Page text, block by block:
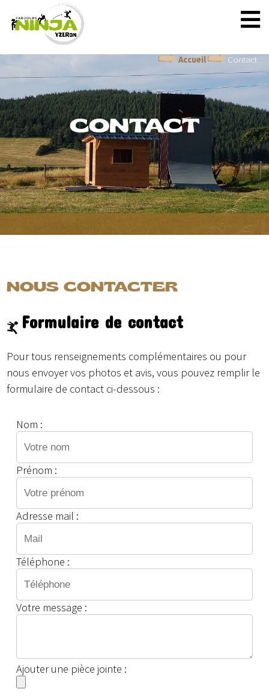
Accueil Contact
CONTACT
NOUS CONTACTER
Formulaire de contact
Pour tous renseignements complémentaires ou pour
nous envoyer vos photos et avis, vous pouvez remplir le
formulaire de contact ci-dessous :
Nom :
Prénom :
Adresse mail :
Téléphone :
Votre message :
Ajouter une pièce jointe :